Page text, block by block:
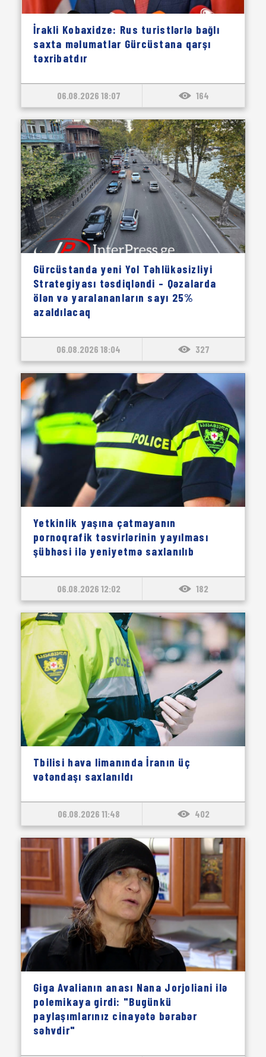
İrakli Kobaxidze: Rus turistlərlə bağlı
saxta məlumatlar Gürcüstana qarşı
təxribatdır
06.08.2026 18:07 164
Gürcüstanda yeni Yol Təhlükəsizliyi
Strategiyası təsdiqləndi – Qəzalarda
ölən və yaralananların sayı 25%
azaldılacaq
06.08.2026 18:04 327
Yetkinlik yaşına çatmayanın
pornoqrafik təsvirlərinin yayılması
şübhəsi ilə yeniyetmə saxlanılıb
06.08.2026 12:02 182
Tbilisi hava limanında İranın üç
vətəndaşı saxlanıldı
06.08.2026 11:48 402
Giga Avalianın anası Nana Jorjoliani ilə
polemikaya girdi: "Bugünkü
paylaşımlarınız cinayətə bərabər
səhvdir"